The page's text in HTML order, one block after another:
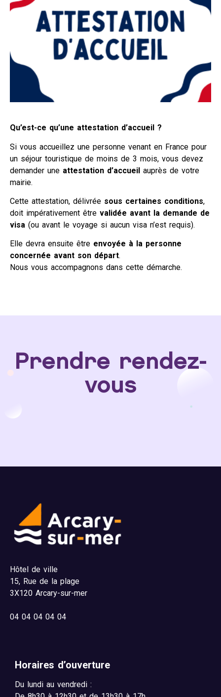
Qu’est-ce qu’une attestation d’accueil ?
Si vous accueillez une personne venant en France pour
un séjour touristique de moins de 3 mois, vous devez
demander une attestation d’accueil auprès de votre
mairie.
Cette attestation, délivrée sous certaines conditions,
doit impérativement être validée avant la demande de
visa (ou avant le voyage si aucun visa n’est requis).
Elle devra ensuite être envoyée à la personne
concernée avant son départ.
Nous vous accompagnons dans cette démarche.
Prendre rendez-
vous
Hôtel de ville
15, Rue de la plage
3X120 Arcary-sur-mer
04 04 04 04 04
Horaires d’ouverture
Du lundi au vendredi :